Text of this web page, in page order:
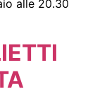
alle 20.30